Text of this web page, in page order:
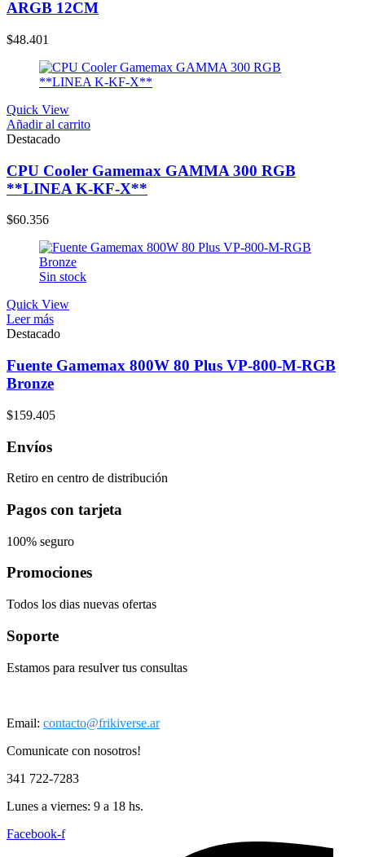
ARGB 12CM
$48.401
Quick View
Añadir al carrito
Destacado
CPU Cooler Gamemax GAMMA 300 RGB
**LINEA K-KF-X**
$60.356
Sin stock
Quick View
Leer más
Destacado
Fuente Gamemax 800W 80 Plus VP-800-M-RGB
Bronze
$159.405
Envíos
Retiro en centro de distribución
Pagos con tarjeta
100% seguro
Promociones
Todos los dias nuevas ofertas
Soporte
Estamos para resulver tus consultas
Email: contacto@frikiverse.ar
Comunicate con nosotros!
341 722-7283
Lunes a viernes: 9 a 18 hs.
Facebook-f